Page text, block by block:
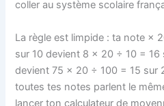
coller au système scolaire
La règle est limpide : ta note ×
sur 10 devient 8 × 20 ÷ 10 = 16
devient 75 × 20 ÷ 100 = 15 sur
toutes tes notes parlent le
lancer ton calculateur de